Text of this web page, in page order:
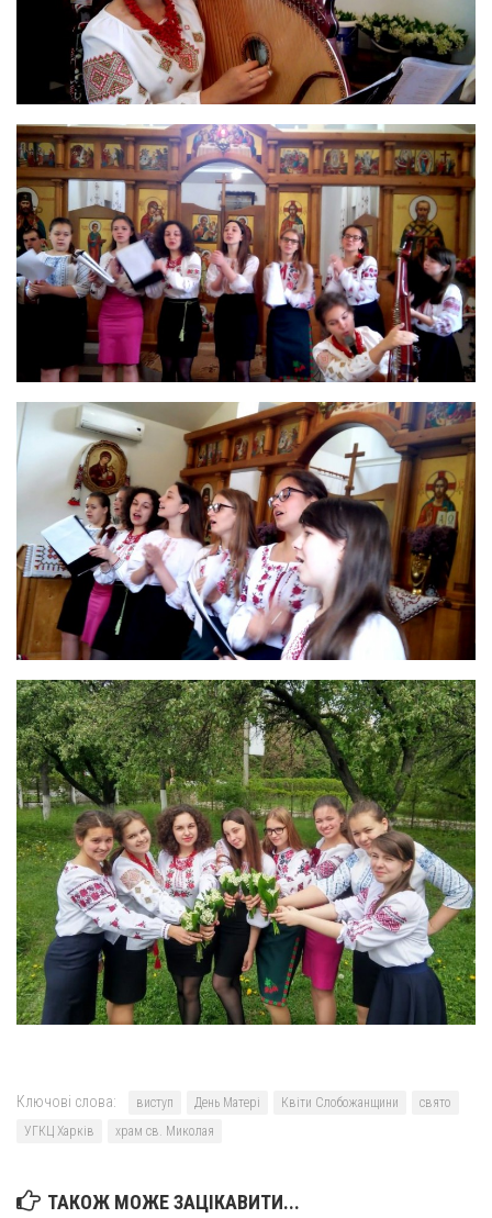
Ключові слова: виступ День Матері Квіти Слобожанщини
свято
УГКЦ Харків
храм св. Миколая
ТАКОЖ МОЖЕ ЗАЦІКАВИТИ...